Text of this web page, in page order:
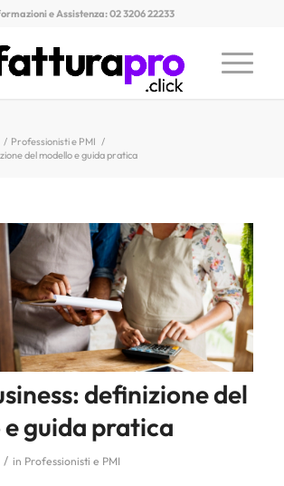
e Assistenza: 02 3206 22233
/ Professionisti e PMI /
del modello e guida pratica
definizione del
guida pratica
/ in Professionisti e PMI